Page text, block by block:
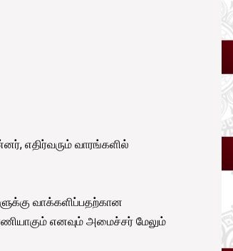
எதிர்வரும் வாரங்களில்
வாக்களிப்பதற்கான
எனவும் அமைச்சர் மேலும்